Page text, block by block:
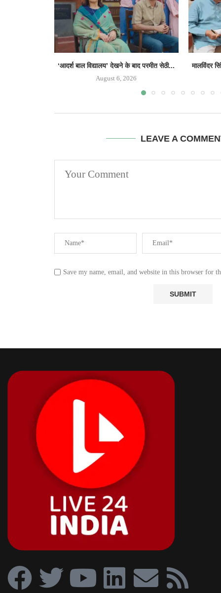
‘आदर्श बाल विद्यालय’ देखने के बाद परमीत सेठी...
August 6, 2026
मालविंदर
LEAVE A
Save my name, email, and website in this browser for